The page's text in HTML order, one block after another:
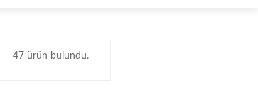
47 ürün bulundu.